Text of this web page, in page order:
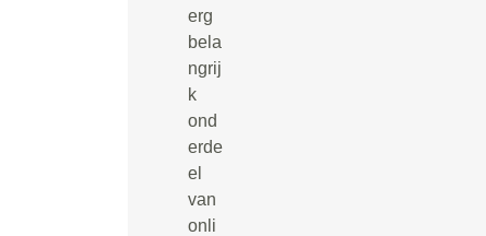
erg
bela
ngrij
k
ond
erde
el
van
onli